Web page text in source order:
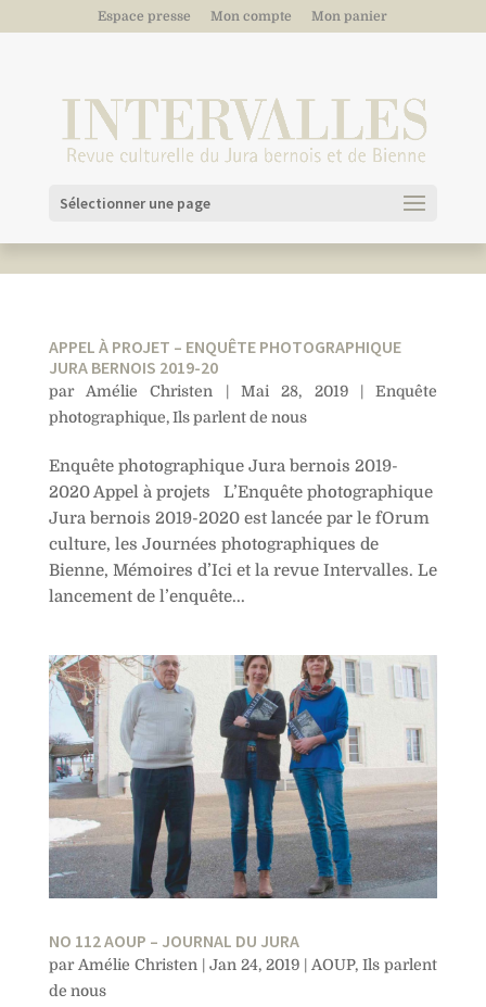
Espace presse Mon compte Mon panier
Sélectionner une page
APPEL À PROJET – ENQUÊTE PHOTOGRAPHIQUE
JURA BERNOIS 2019-20
par Amélie Christen |Mai 28, 2019|Enquête
photographique,Ils parlent de nous
Enquête photographique Jura bernois 2019-
2020 Appel à projets L’Enquête photographique
Jura bernois 2019-2020 est lancée par le fOrum
culture, les Journées photographiques de
Bienne, Mémoires d’Ici et la revue Intervalles. Le
lancement de l’enquête...
NO 112 AOUP – JOURNAL DU JURA
par Amélie Christen | Jan 24, 2019 | AOUP,Ils parlent
de nous